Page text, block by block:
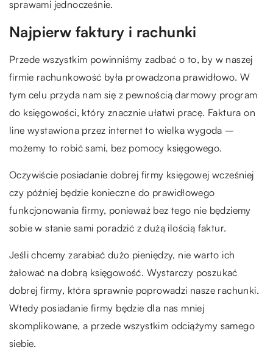
sprawami jednocześnie.
Najpierw faktury i rachunki
Przede wszystkim powinniśmy zadbać o to, by w naszej
firmie rachunkowość była prowadzona prawidłowo. W
tym celu przyda nam się z pewnością darmowy program
do księgowości, który znacznie ułatwi pracę. Faktura on
line wystawiona przez internet to wielka wygoda –
możemy to robić sami, bez pomocy księgowego.
Oczywiście posiadanie dobrej firmy księgowej wcześniej
czy później będzie konieczne do prawidłowego
funkcjonowania firmy, ponieważ bez tego nie będziemy
sobie w stanie sami poradzić z dużą ilością faktur.
Jeśli chcemy zarabiać dużo pieniędzy, nie warto ich
żałować na dobrą księgowość. Wystarczy poszukać
dobrej firmy, która sprawnie poprowadzi nasze rachunki.
Wtedy posiadanie firmy będzie dla nas mniej
skomplikowane, a przede wszystkim odciążymy samego
siebie.